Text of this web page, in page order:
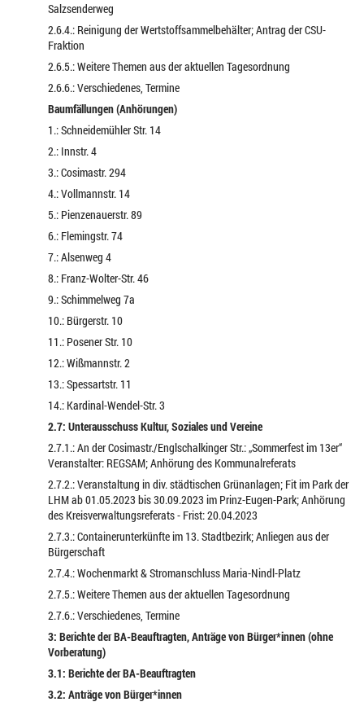
Salzsenderweg
2.6.4.: Reinigung der Wertstoffsammelbehälter; Antrag der CSU-
Fraktion
2.6.5.: Weitere Themen aus der aktuellen Tagesordnung
2.6.6.: Verschiedenes, Termine
Baumfällungen (Anhörungen)
1.: Schneidemühler Str. 14
2.: Innstr. 4
3.: Cosimastr. 294
4.: Vollmannstr. 14
5.: Pienzenauerstr. 89
6.: Flemingstr. 74
7.: Alsenweg 4
8.: Franz-Wolter-Str. 46
9.: Schimmelweg 7a
10.: Bürgerstr. 10
11.: Posener Str. 10
12.: Wißmannstr. 2
13.: Spessartstr. 11
14.: Kardinal-Wendel-Str. 3
2.7: Unterausschuss Kultur, Soziales und Vereine
2.7.1.: An der Cosimastr./Englschalkinger Str.: „Sommerfest im 13er“
Veranstalter: REGSAM; Anhörung des Kommunalreferats
2.7.2.: Veranstaltung in div. städtischen Grünanlagen; Fit im Park der
LHM ab 01.05.2023 bis 30.09.2023 im Prinz-Eugen-Park; Anhörung
des Kreisverwaltungsreferats - Frist: 20.04.2023
2.7.3.: Containerunterkünfte im 13. Stadtbezirk; Anliegen aus der
Bürgerschaft
2.7.4.: Wochenmarkt & Stromanschluss Maria-Nindl-Platz
2.7.5.: Weitere Themen aus der aktuellen Tagesordnung
2.7.6.: Verschiedenes, Termine
3: Berichte der BA-Beauftragten, Anträge von Bürger*innen (ohne
Vorberatung)
3.1: Berichte der BA-Beauftragten
3.2: Anträge von Bürger*innen